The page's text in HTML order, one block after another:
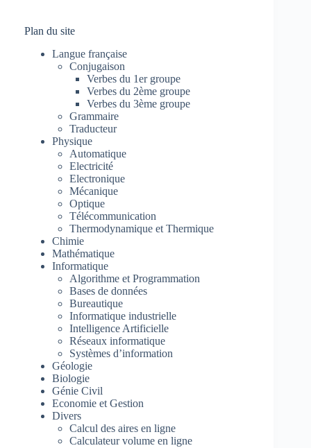
Plan du site
Langue française
Conjugaison
Verbes du 1er groupe
Verbes du 2ème groupe
Verbes du 3ème groupe
Grammaire
Traducteur
Physique
Automatique
Electricité
Electronique
Mécanique
Optique
Télécommunication
Thermodynamique et Thermique
Chimie
Mathématique
Informatique
Algorithme et Programmation
Bases de données
Bureautique
Informatique industrielle
Intelligence Artificielle
Réseaux informatique
Systèmes d’information
Géologie
Biologie
Génie Civil
Economie et Gestion
Divers
Calcul des aires en ligne
Calculateur volume en ligne